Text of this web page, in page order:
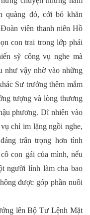
quàng đỏ, cởi bỏ khăn
viên thanh niên Hồ
con trai trong lớp phải
sỹ công vụ nghe mà
như vậy nhờ vào những
Sư trưởng thêm mắm
tượng và lòng thương
phương. Dĩ nhiên vào
chỉ im lặng ngồi nghe,
trân trọng hơn tình
con gái của mình, nếu
người lính làm cha bao
được góp phần nuôi
lên Bộ Tư Lệnh Mặt